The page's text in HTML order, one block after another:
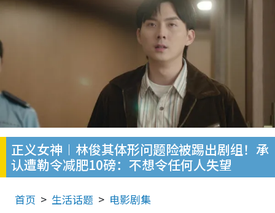
正义女神︱林俊其体形问题险被踢出剧组！承
认遭勒令减肥10磅：不想令任何人失望
首页 生活话题 电影剧集